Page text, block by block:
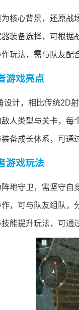
核心背景，还原战
装备选择，可根据
玩法，需与队友配
游戏亮点
设计，相比传统2D
人类型与关卡，每
备成长体系，可通
游戏玩法
地守卫，需坚守自
，可与队友组队，
能提升玩法，可通